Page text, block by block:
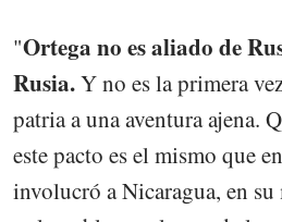
"Ortega no es aliado de
Rusia.Y no es la primera
patria a una aventura ajena.
este pacto es el mismo que
involucró a Nicaragua, en su